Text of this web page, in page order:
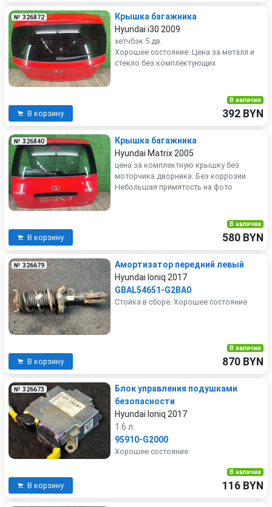
№ 326872
Крышка багажника
Hyundai i30 2009
хетчбэк 5 дв.
Хорошее состояние. Цена за металл и
стекло без комплектующих
В корзину
В наличии
392 BYN
№ 326840
Крышка багажника
Hyundai Matrix 2005
цена за комплектную крышку без
моторчика дворника. Без коррозии.
Небольшая примятость на фото
В корзину
В наличии
580 BYN
№ 326679
Амортизатор передний левый
Hyundai Ioniq 2017
GBAL54651-G2BA0
Стойка в сборе. Хорошее состояние
В корзину
В наличии
870 BYN
№ 326673
Блок управления подушками
безопасности
Hyundai Ioniq 2017
1.6 л.
95910-G2000
Хорошее состояние
В корзину
В наличии
116 BYN